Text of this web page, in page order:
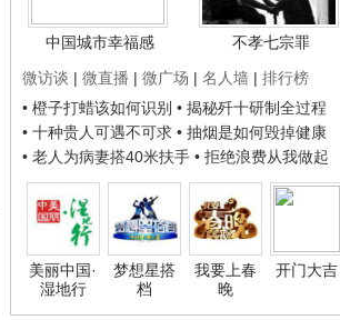
中国城市幸福感
不孝七宗罪
微访谈 | 微直播 | 微广场 | 名人墙 | 排行榜
• 橙子打蜡该如何识别 • 揭秘歼十研制全过程
• 十种贵人可遇不可求 • 抽烟是如何毁掉健康
• 老人为病妻搭40米扶手 • 拒绝浪费从我做起
美丽中国·
湿地行
梦想星搭
档
我要上春
晚
开门大吉